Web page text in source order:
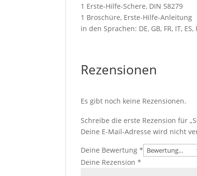
1 Erste-Hilfe-Schere, DIN 58279
1 Broschüre, Erste-Hilfe-Anleitung
in den Sprachen: DE, GB, FR, IT, ES,
Rezensionen
Es gibt noch keine Rezensionen.
Schreibe die erste Rezension für
Deine E-Mail-Adresse wird nicht
Deine Bewertung*
Deine Rezension*